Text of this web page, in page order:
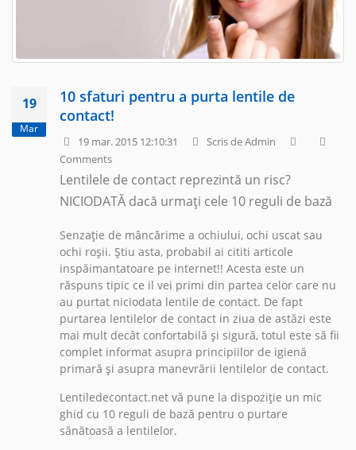
19
Mar
10 sfaturi pentru a purta lentile de
contact!
19 mar. 2015 12:10:31
Scris de Admin
Comments
Lentilele de contact reprezintă un risc?
NICIODATĂ dacă urmați cele 10 reguli de bază
Senzație de mâncărime a ochiului, ochi uscat sau
ochi roșii. Știu asta, probabil ai cititi articole
inspăimantatoare pe internet!! Acesta este un
răspuns tipic ce il vei primi din partea celor care nu
au purtat niciodata lentile de contact. De fapt
purtarea lentilelor de contact in ziua de astăzi este
mai mult decât confortabilă și sigură, totul este să fii
complet informat asupra principiilor de igienă
primară și asupra manevrării lentilelor de contact.
Lentiledecontact.net vă pune la dispoziție un mic
ghid cu 10 reguli de bază pentru o purtare
sănătoasă a lentilelor.